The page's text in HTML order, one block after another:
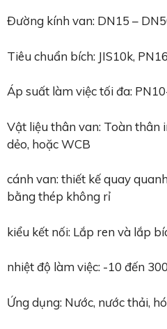
Đường kính van: DN15 –
Tiêu chuẩn bích: JIS10k,
Áp suất làm việc tối đa:
Vật liệu thân van: Toàn thân
dẻo, hoặc WCB
cánh van: thiết kế quay
bằng thép không rỉ
kiểu kết nối: Lắp ren và lắp
nhiệt độ làm việc: -10 đến
Ứng dụng: Nước, nước thải,